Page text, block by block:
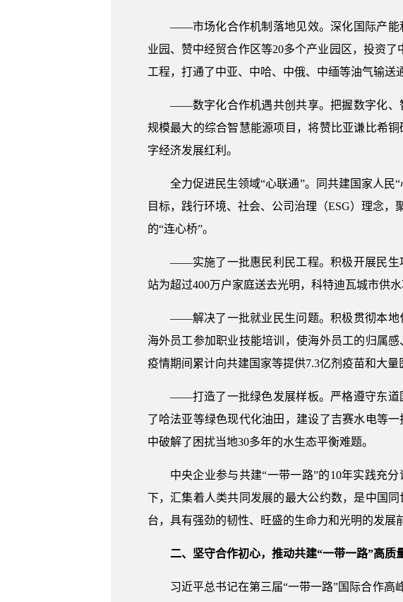
——市场化合作机制落地见效。深化国际产能
业园、赞中经贸合作区等20多个产业园区，投资
工程，打通了中亚、中哈、中俄、中缅等油气输送
——数字化合作机遇共创共享。把握数字化、
规模最大的综合智慧能源项目，将赞比亚谦比希
字经济发展红利。
全力促进民生领域“心联通”。同共建国家人民
目标，践行环境、社会、公司治理（ESG）理念
的“连心桥”。
——实施了一批惠民利民工程。积极开展民生
站为超过400万户家庭送去光明，科特迪瓦城市供
——解决了一批就业民生问题。积极贯彻本地
海外员工参加职业技能培训，使海外员工的归属
疫情期间累计向共建国家等提供7.3亿剂疫苗和大量
——打造了一批绿色发展样板。严格遵守东道
了哈法亚等绿色现代化油田，建设了吉赛水电等
中破解了困扰当地30多年的水生态平衡难题。
中央企业参与共建“一带一路”的10年实践充
下，汇集着人类共同发展的最大公约数，是中国
台，具有强劲的韧性、旺盛的生命力和光明的发展
二、坚守合作初心，推动共建“一带一路”高质
习近平总书记在第三届“一带一路”国际合作高